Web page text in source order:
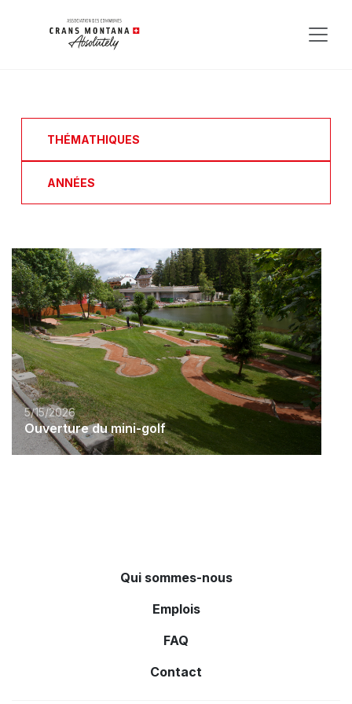
THÉMATHIQUES
ANNÉES
5/15/2026
Ouverture du mini-golf
Qui sommes-nous
Emplois
FAQ
Contact